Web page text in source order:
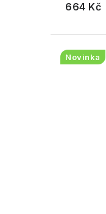
664 Kč
Novinka